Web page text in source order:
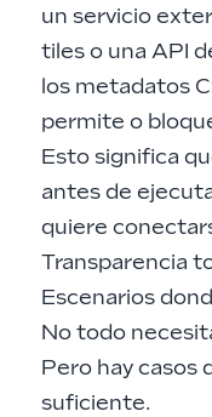
un servicio
tiles o una API
los metadatos
permite o
Esto significa
antes de
quiere
Transparencia
Escenarios
No todo
Pero hay casos
suficiente.